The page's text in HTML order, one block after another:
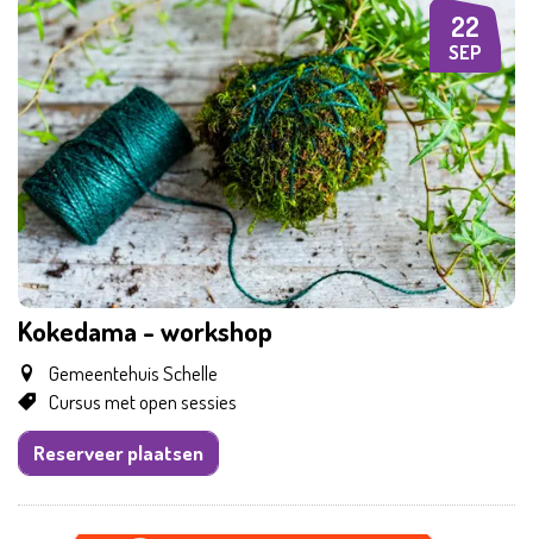
22
SEP
Kokedama - workshop
Gemeentehuis Schelle
Cursus met open sessies
Reserveer plaatsen